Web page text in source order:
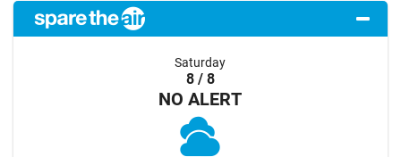
Saturday
8 / 8
NO ALERT